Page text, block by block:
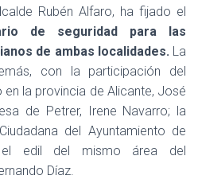
Rubén Alfaro, ha fijado el
de seguridad para las
de ambas localidades. La
con la participación del
la provincia de Alicante, José
de Petrer, Irene Navarro; la
del Ayuntamiento de
edil del mismo área del
Díaz.